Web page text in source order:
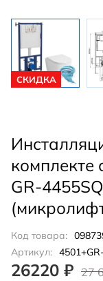
СКИДКА
комплекте
GR-
Код товара:
Артикул:
26220 ₽ 27